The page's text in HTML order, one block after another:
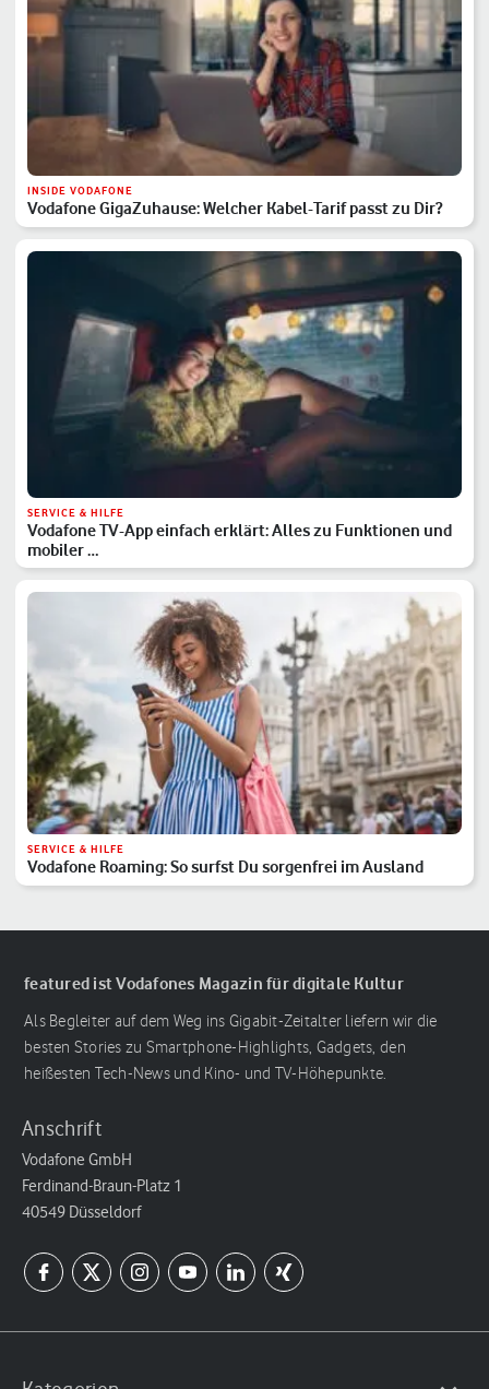
INSIDE VODAFONE
Vodafone GigaZuhause: Welcher Kabel-Tarif passt zu Dir?
SERVICE & HILFE
Vodafone TV-App einfach erklärt: Alles zu Funktionen und
mobiler …
SERVICE & HILFE
Vodafone Roaming: So surfst Du sorgenfrei im Ausland
featured ist Vodafones Magazin für digitale Kultur
Als Begleiter auf dem Weg ins Gigabit-Zeitalter liefern wir die
besten Stories zu Smartphone-Highlights, Gadgets, den
heißesten Tech-News und Kino- und TV-Höhepunkte.
Anschrift
Vodafone GmbH
Ferdinand-Braun-Platz 1
40549 Düsseldorf